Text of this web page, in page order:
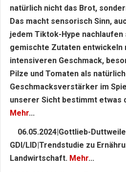
natürlich nicht das Brot,
Das macht sensorisch Sinn,
jedem Tiktok-Hype
gemischte Zutaten entwickeln
intensiveren Geschmack,
Pilze und Tomaten als
Geschmacksverstärker im
unserer Sicht bestimmt etwas
Mehr...
06.05.2024|Gottlieb-
GDI/LID|Trendstudie zu
Landwirtschaft. Mehr...